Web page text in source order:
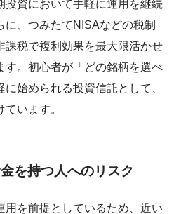
投資において手軽に運用を継続
、つみたてNISAなどの税制
課税で複利効果を最大限活かせ
す。初心者が「どの銘柄を選べ
始められる投資信託として、
います。
を持つ人へのリスク
を前提としているため、近い